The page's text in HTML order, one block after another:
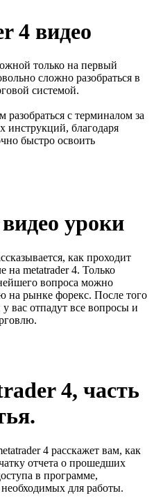
4 видео
только на первый
сложно разобраться в
системой.
с терминалом за
инструкций, благодаря
быстро освоить
уроки
как проходит
на metatrader 4. Только
вопроса можно
на рынке форекс. После того
вас отпадут все вопросы и
4, часть
4 расскажет вам, как
отчета о прошедших
в программе,
для работы.